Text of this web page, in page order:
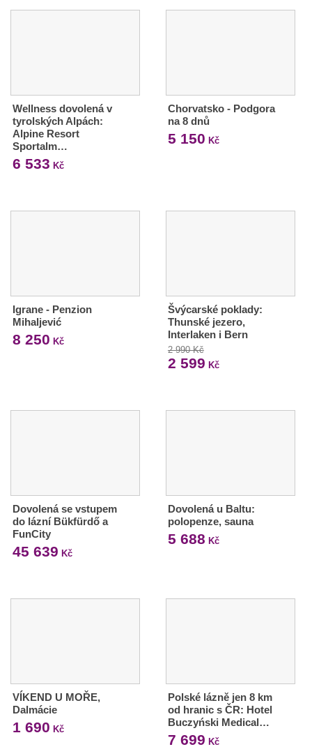
Wellness dovolená v
tyrolských Alpách:
Alpine Resort
Sportalm…
6 533 Kč
Chorvatsko - Podgora
na 8 dnů
5 150 Kč
Igrane - Penzion
Mihaljević
8 250 Kč
Švýcarské poklady:
Thunské jezero,
Interlaken i Bern
2 990 Kč
2 599 Kč
Dovolená se vstupem
do lázní Bükfürdő a
FunCity
45 639 Kč
Dovolená u Baltu:
polopenze, sauna
5 688 Kč
VÍKEND U MOŘE,
Dalmácie
1 690 Kč
Polské lázně jen 8 km
od hranic s ČR: Hotel
Buczyński Medical…
7 699 Kč